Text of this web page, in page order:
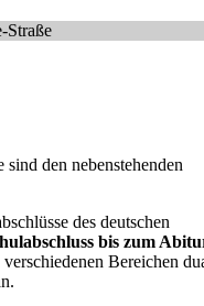
Straße
den nebenstehenden
des deutschen
bis zum
Bereichen